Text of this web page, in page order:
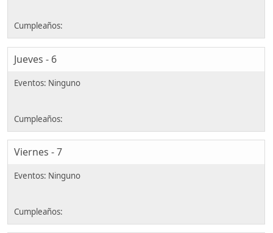
Jueves - 6
Viernes - 7